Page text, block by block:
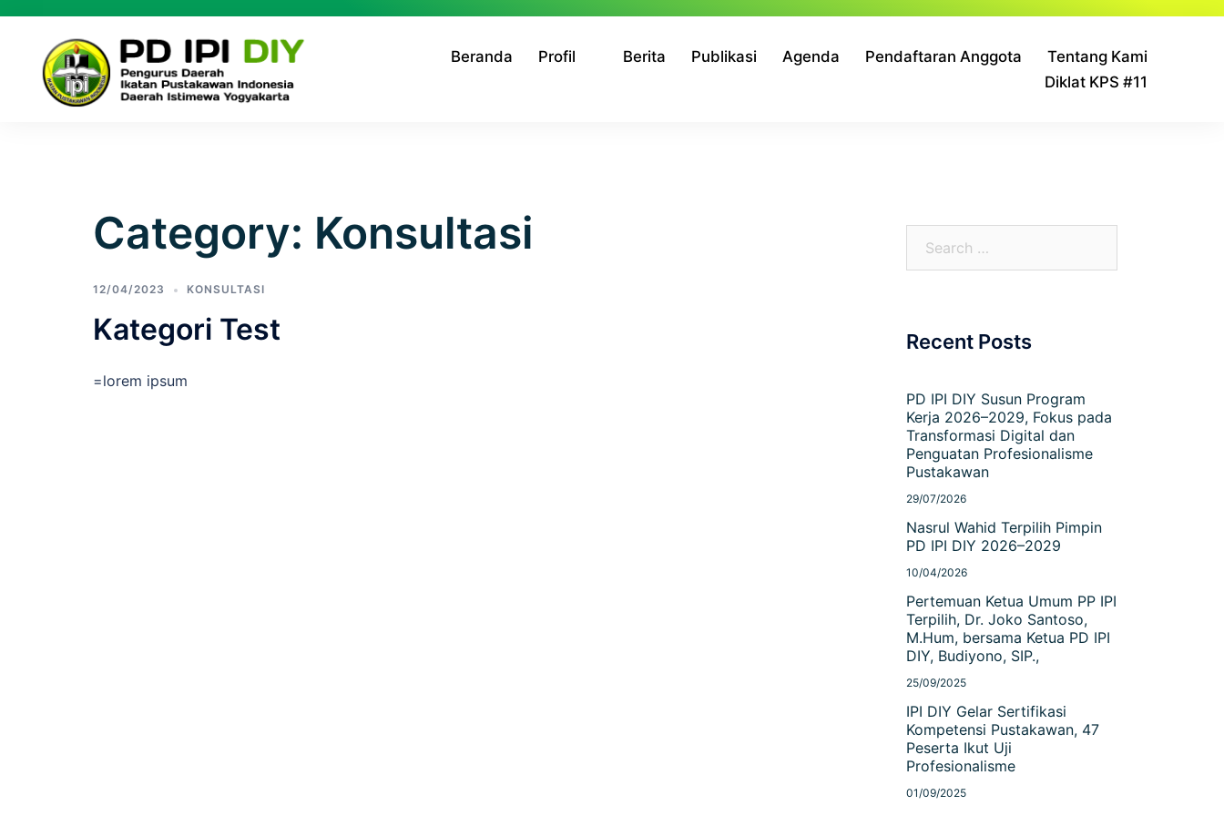
Beranda Profil Berita Publikasi Agenda Pendaftaran Anggota
Tentang Kami
Diklat KPS #11
Category: Konsultasi
12/04/2023 KONSULTASI
Kategori Test
=lorem ipsum
Recent Posts
PD IPI DIY Susun Program
Kerja 2026–2029, Fokus pada
Transformasi Digital dan
Penguatan Profesionalisme
Pustakawan
29/07/2026
Nasrul Wahid Terpilih Pimpin
PD IPI DIY 2026–2029
10/04/2026
Pertemuan Ketua Umum PP IPI
Terpilih, Dr. Joko Santoso,
M.Hum, bersama Ketua PD IPI
DIY, Budiyono, SIP.,
25/09/2025
IPI DIY Gelar Sertifikasi
Kompetensi Pustakawan, 47
Peserta Ikut Uji
Profesionalisme
01/09/2025